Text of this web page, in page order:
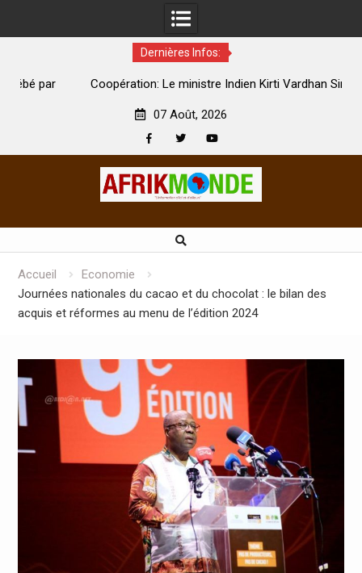
Dernières Infos:
Coopération: Le ministre Indien Kirti Vardhan Singh à
07 Août, 2026
Accueil
Economie
Journées nationales du cacao et du chocolat : le bilan des
acquis et réformes au menu de l’édition 2024